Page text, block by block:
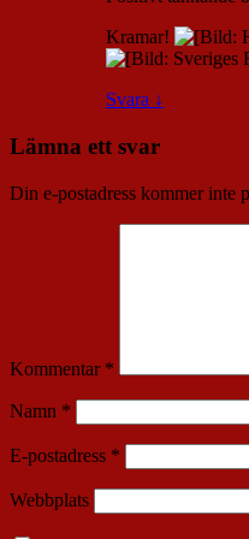
Kramar!
Svara ↓
Lämna ett svar
Din e-postadress kommer inte
Kommentar *
Namn *
E-postadress *
Webbplats